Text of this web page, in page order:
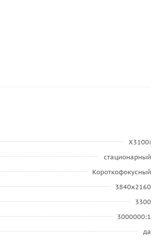
X3100i
стационарный
Короткофокусный
3840x2160
3300
3000000:1
да